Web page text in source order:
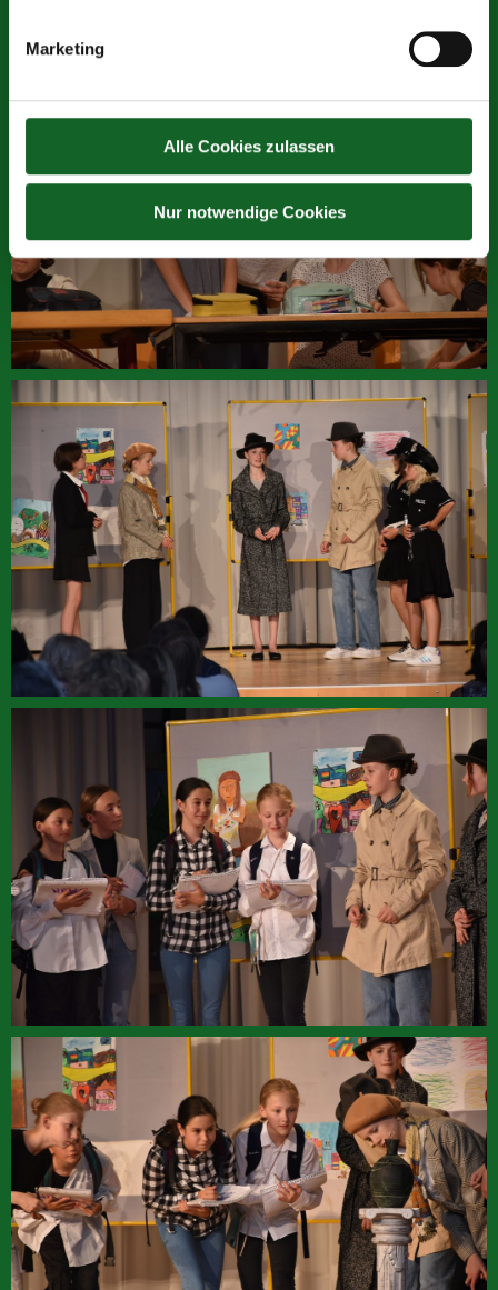
Marketing
Alle Cookies zulassen
Nur notwendige Cookies